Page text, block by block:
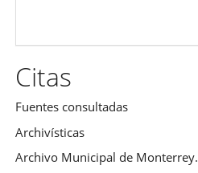
Citas
Fuentes consultadas
Archivísticas
Archivo Municipal de Monterrey.